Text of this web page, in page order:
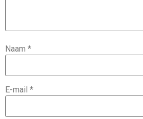
Naam *
E-mail *